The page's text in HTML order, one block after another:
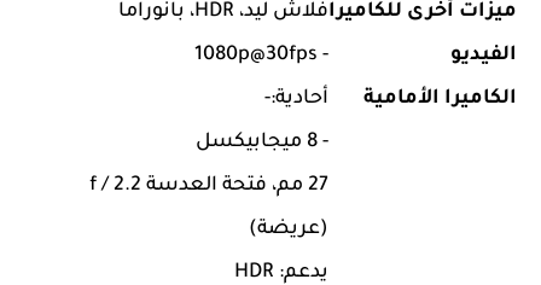
ميزات أخرى للكاميرافلاش ليد، HDR، بانوراما
الفيديو
- 1080p@30fps
الكاميرا الأمامية
أحادية:-
- 8 ميجابيكسل
27 مم، فتحة العدسة f / 2.2
(عريضة)
يدعم: HDR